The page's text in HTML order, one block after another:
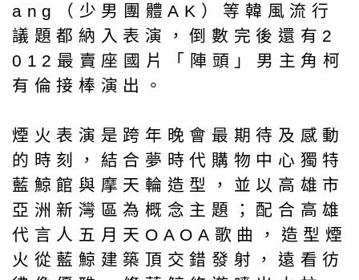
ang（少男團體AK）等韓風流行
議題都納入表演，倒數完後還有2
012最賣座國片「陣頭」男主角柯
有倫接棒演出。
煙火表演是跨年晚會最期待及感動
的時刻，結合夢時代購物中心獨特
藍鯨館與摩天輪造型，並以高雄市
亞洲新灣區為概念主題；配合高雄
代言人五月天OAOA歌曲，造型煙
火從藍鯨建築頂交錯發射，遠看彷